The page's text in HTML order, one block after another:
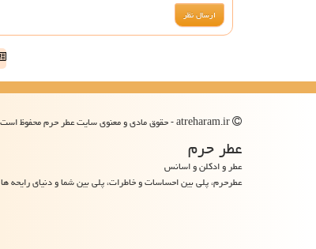
عطر حرم
عطر و ادکلن و اسانس
عطرحرم، پلی بین احساسات و خاطرات، پلی بین شما و دنیای رایحه ها